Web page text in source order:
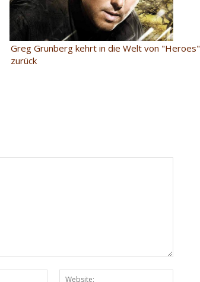
Greg Grunberg kehrt in die Welt von "Heroes"
zurück
Email:*